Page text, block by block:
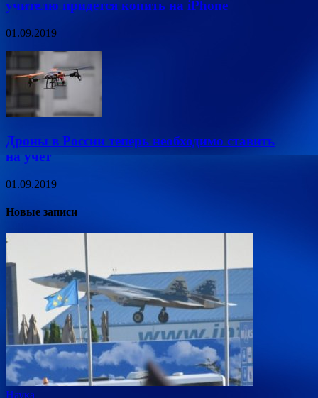
учителю придется копить на iPhone
01.09.2019
Дроны в России теперь необходимо ставить
на учет
01.09.2019
Новые записи
Наука